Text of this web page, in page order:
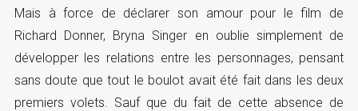
Mais à force de déclarer son amour pour le film de
Richard Donner, Bryna Singer en oublie simplement de
développer les relations entre les personnages, pensant
sans doute que tout le boulot avait été fait dans les deux
premiers volets. Sauf que du fait de cette absence de